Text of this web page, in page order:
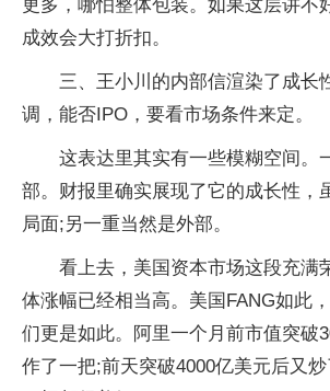
更多，哪怕整体包装。如果这层讲不
成效会大打折扣。
三、王小川的内部信渲染了成长
调，能否IPO，要看市场条件来定。
这表达里其实有一些模糊空间。
部。财报里确实展现了它的成长性，
局面;另一重当然是外部。
看上去，美国资本市场这段充满
体涨幅已经相当高。美国FANG如此
们更是如此。阿里一个月前市值突破
作了一把;前天突破4000亿美元后又